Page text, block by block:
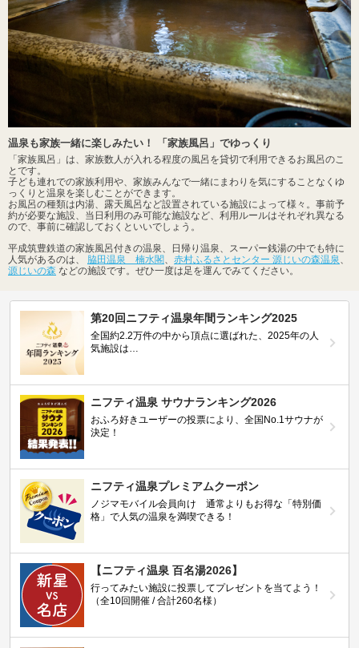
温泉も家族一緒に楽しみたい！ 「家族風呂」でゆっくり
「家族風呂」は、家族数人が入れる程度の風呂を貸切で利用できるお風呂のこ
とです。
子ども連れでの家族利用や、家族みんなで一緒にまわりを気にすることなくゆ
っくりと温泉を楽しむことができます。
お風呂の種類は内湯、露天風呂など設置されている施設によって様々。事前予
約が必要な施設、当日利用のみ可能な施設など、利用ルールはそれぞれ異なる
ので、事前に確認しておくといいでしょう。
平成筑豊鉄道の家族風呂付きの温泉、日帰り温泉、スーパー銭湯の中でも特に
人気があるのは、
脇田温泉 楠水閣、 赤村ふるさとセンター 源じいの森温泉、
源じいの森 などの施設です。ぜひ一度は足を運んでみてください。
第20回ニフティ温泉年間ランキング2025
全国約2.2万件の中から頂点に選ばれた、2025年の人
気施設は…
ニフティ温泉 サウナランキング2026
おふろ好きユーザーの投票により、全国No.1サウナが
決定！
ニフティ温泉プレミアムクーポン
ノジマモバイル会員向け 通常よりもお得な「特別価
格」で人気の温泉を満喫できる！
【ニフティ温泉 百名湯2026】
行ってみたい施設に投票してプレゼントを当てよう！
（全10回開催 / 合計260名様）